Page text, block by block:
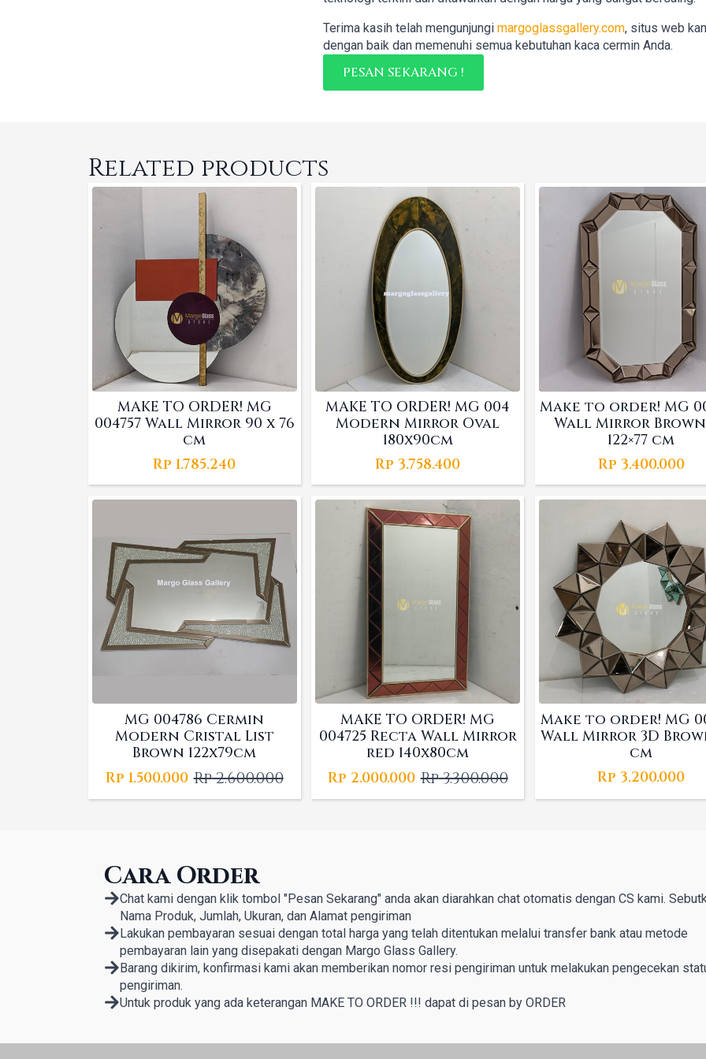
Terima kasih telah mengunjungi margoglassgallery.com, situs web
dengan baik dan memenuhi semua kebutuhan kaca cermin Anda.
PESAN SEKARANG !
Related products
MAKE TO ORDER! MG
004757 Wall Mirror 90 x 76
cm
Rp 1.785.240
MAKE TO ORDER! MG 004
Modern Mirror Oval
180x90cm
Rp 3.758.400
Make to order! MG
Wall Mirror Brown
122×77 cm
Rp 3.400.000
MG 004786 Cermin
Modern Cristal List
Brown 122x79cm
Rp2.600.000
Original
price
Rp 1.500.000 Current
price
MAKE TO ORDER! MG
004725 Recta Wall Mirror
red 140x80cm
Rp3.300.000
Original
price
Rp 2.000.000 Current
price
Make to order! MG
Wall Mirror 3D
cm
Rp 3.200.000
Cara Order
Chat kami dengan klik tombol "Pesan Sekarang" anda akan diarahkan chat otomatis dengan CS kami.
Nama Produk, Jumlah, Ukuran, dan Alamat pengiriman
Lakukan pembayaran sesuai dengan total harga yang telah ditentukan melalui transfer bank atau metode
pembayaran lain yang disepakati dengan Margo Glass Gallery.
Barang dikirim, konfirmasi kami akan memberikan nomor resi pengiriman untuk melakukan pengecekan
pengiriman.
Untuk produk yang ada keterangan MAKE TO ORDER !!! dapat di pesan by ORDER